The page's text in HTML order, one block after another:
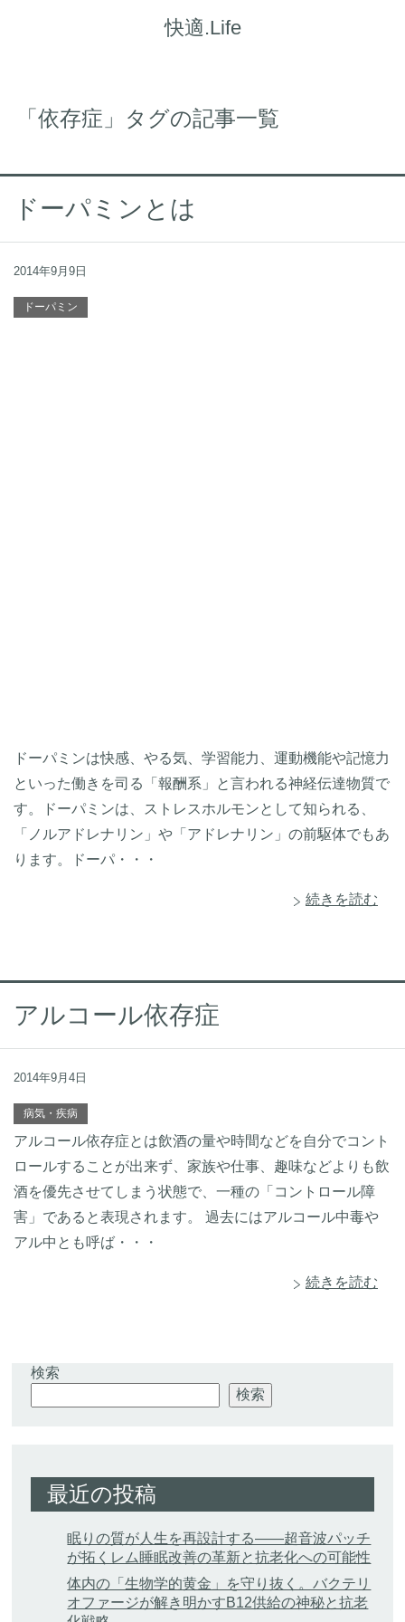
快適.Life
「依存症」タグの記事一覧
ドーパミンとは
2014年9月9日
ドーパミン
ドーパミンは快感、やる気、学習能力、運動機能や記憶力
といった働きを司る「報酬系」と言われる神経伝達物質で
す。ドーパミンは、ストレスホルモンとして知られる、
「ノルアドレナリン」や「アドレナリン」の前駆体でもあ
ります。ドーパ・・・
続きを読む
アルコール依存症
2014年9月4日
病気・疾病
アルコール依存症とは飲酒の量や時間などを自分でコント
ロールすることが出来ず、家族や仕事、趣味などよりも飲
酒を優先させてしまう状態で、一種の「コントロール障
害」であると表現されます。 過去にはアルコール中毒や
アル中とも呼ば・・・
続きを読む
検索
検索
最近の投稿
眠りの質が人生を再設計する——超音波パッチ
が拓くレム睡眠改善の革新と抗老化への可能性
体内の「生物学的黄金」を守り抜く。バクテリ
オファージが解き明かすB12供給の神秘と抗老